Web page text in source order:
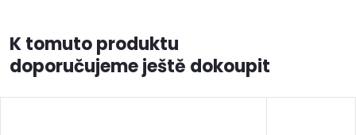
K tomuto produktu
doporučujeme ještě dokoupit